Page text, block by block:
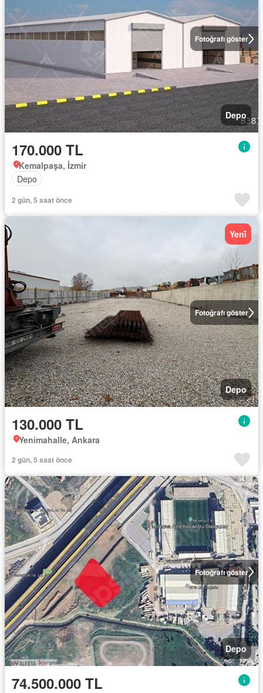
Fotoğrafı göster
Depo
170.000 TL
Kemalpaşa, İzmir
Depo
2 gün, 5 saat önce
Fotoğrafı göster
Yeni̇
Depo
130.000 TL
Yenimahalle, Ankara
2 gün, 5 saat önce
Fotoğrafı göster
Depo
74.500.000 TL